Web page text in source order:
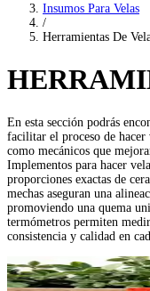
Insumos Para Velas
/
Herramientas De
En esta sección podrás
facilitar el proceso de hacer
como mecánicos que
Implementos para hacer
proporciones exactas de
mechas aseguran una
promoviendo una quema
termómetros permiten
consistencia y calidad en